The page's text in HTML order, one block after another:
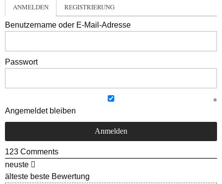
ANMELDEN REGISTRIERUNG
Benutzername oder E-Mail-Adresse
Passwort
Angemeldet bleiben
123 Comments
neuste
älteste beste Bewertung